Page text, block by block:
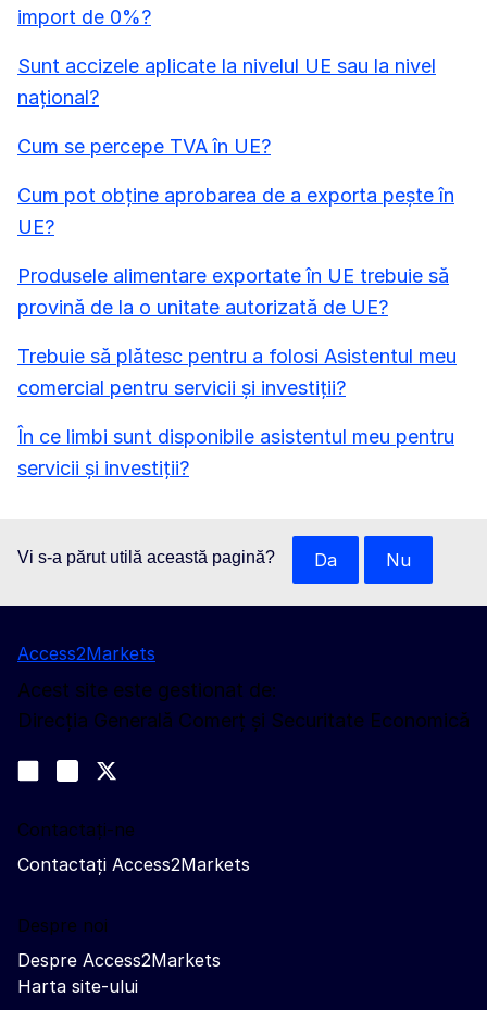
import de 0%?
Sunt accizele aplicate la nivelul UE sau la nivel
național?
Cum se percepe TVA în UE?
Cum pot obține aprobarea de a exporta pește în
UE?
Produsele alimentare exportate în UE trebuie să
provină de la o unitate autorizată de UE?
Trebuie să plătesc pentru a folosi Asistentul meu
comercial pentru servicii și investiții?
În ce limbi sunt disponibile asistentul meu pentru
servicii și investiții?
Vi s-a părut utilă această pagină? Da Nu
Access2Markets
Acest site este gestionat de:
Direcția Generală Comerț și Securitate Economică
Join us on LinkedIn
Trade-Off podcast
Contactați-ne
Contactați Access2Markets
Despre noi
Despre Access2Markets
Harta site-ului